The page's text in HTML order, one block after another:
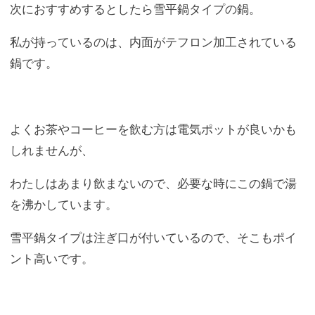
次におすすめするとしたら雪平鍋タイプの鍋。
私が持っているのは、内面がテフロン加工されている
鍋です。
よくお茶やコーヒーを飲む方は電気ポットが良いかも
しれませんが、
わたしはあまり飲まないので、必要な時にこの鍋で湯
を沸かしています。
雪平鍋タイプは注ぎ口が付いているので、そこもポイ
ント高いです。